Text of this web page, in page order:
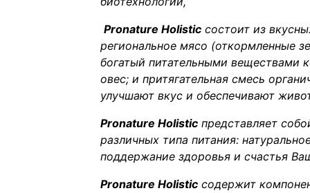
Pronature Holistic состоит из
региональное мясо (откормленные
богатый питательными веществами
овес; и притягательная смесь
улучшают вкус и обеспечивают
Pronature Holistic представляет
различных типа питания:
поддержание здоровья и счастья
Pronature Holistic содержит